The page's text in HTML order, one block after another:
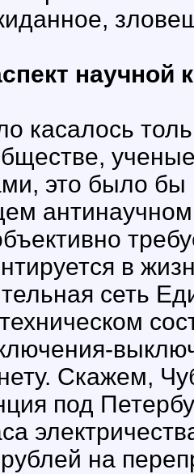
научной
касалось
это было
в
сеть
Скажем,
под
на